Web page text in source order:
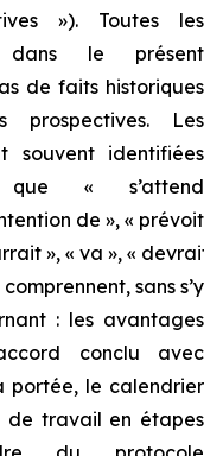
»). Toutes les
dans le présent
de faits historiques
prospectives. Les
souvent identifiées
« s’attend
de », « prévoit
», « va », « devrait »
sans s’y
: les avantages
conclu avec
portée, le calendrier
de travail en étapes